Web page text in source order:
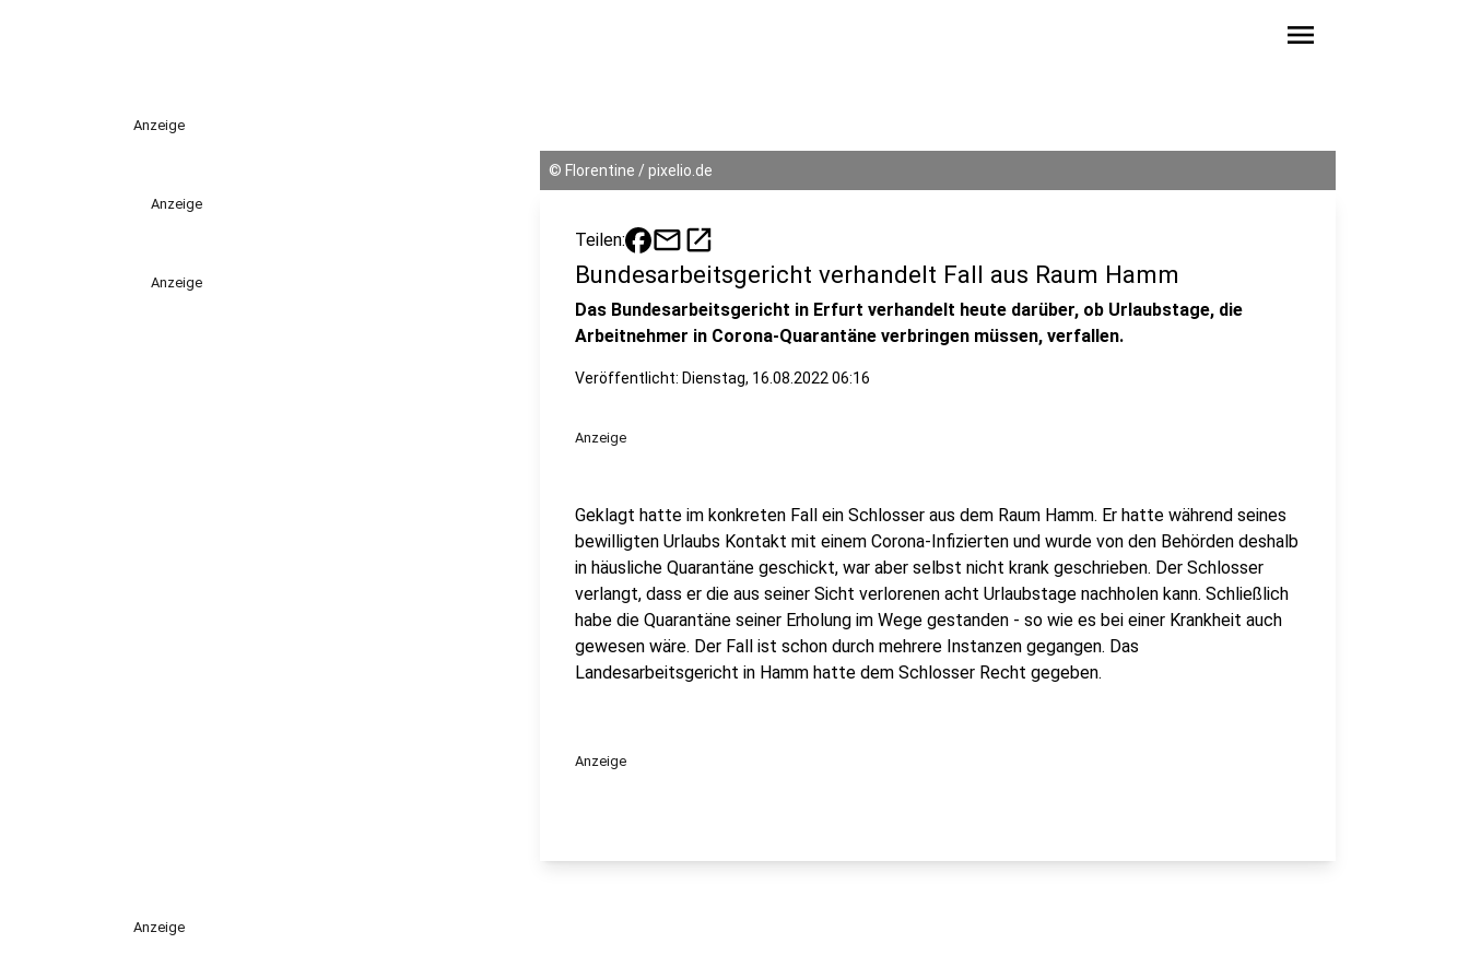
menu
Anzeige
Anzeige
Anzeige
© Florentine / pixelio.de
Teilen: mailopen_in_new
Bundesarbeitsgericht verhandelt Fall aus Raum Hamm
Das Bundesarbeitsgericht in Erfurt verhandelt heute darüber, ob Urlaubstage, die
Arbeitnehmer in Corona-Quarantäne verbringen müssen, verfallen.
Veröffentlicht: Dienstag, 16.08.2022 06:16
Anzeige
Geklagt hatte im konkreten Fall ein Schlosser aus dem Raum Hamm. Er hatte während seines
bewilligten Urlaubs Kontakt mit einem Corona-Infizierten und wurde von den Behörden deshalb
in häusliche Quarantäne geschickt, war aber selbst nicht krank geschrieben. Der Schlosser
verlangt, dass er die aus seiner Sicht verlorenen acht Urlaubstage nachholen kann. Schließlich
habe die Quarantäne seiner Erholung im Wege gestanden - so wie es bei einer Krankheit auch
gewesen wäre. Der Fall ist schon durch mehrere Instanzen gegangen. Das
Landesarbeitsgericht in Hamm hatte dem Schlosser Recht gegeben.
Anzeige
Anzeige